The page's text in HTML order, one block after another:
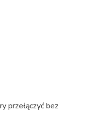
przełączyć bez